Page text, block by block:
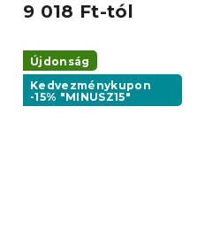
9 018 Ft-tól
Újdonság
Kedvezménykupon
-15% "MINUSZ15"